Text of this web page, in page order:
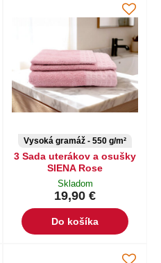
Vysoká gramáž - 550 g/m²
3 Sada uterákov a osušky
SIENA Rose
Skladom
19,90 €
Do košíka